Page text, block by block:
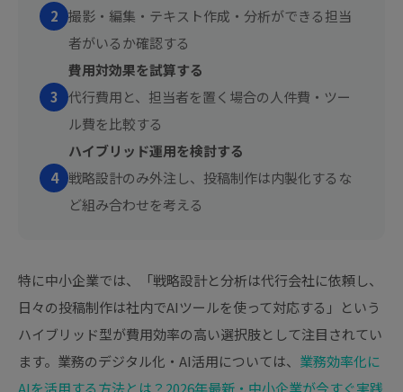
2 撮影・編集・テキスト作成・分析ができる担当
者がいるか確認する
3
費用対効果を試算する
代行費用と、担当者を置く場合の人件費・ツー
ル費を比較する
4
ハイブリッド運用を検討する
戦略設計のみ外注し、投稿制作は内製化するな
ど組み合わせを考える
特に中小企業では、「戦略設計と分析は代行会社に依頼し、
日々の投稿制作は社内でAIツールを使って対応する」という
ハイブリッド型が費用効率の高い選択肢として注目されてい
ます。業務のデジタル化・AI活用については、 業務効率化に
AIを活用する方法とは？2026年最新・中小企業が今すぐ実践